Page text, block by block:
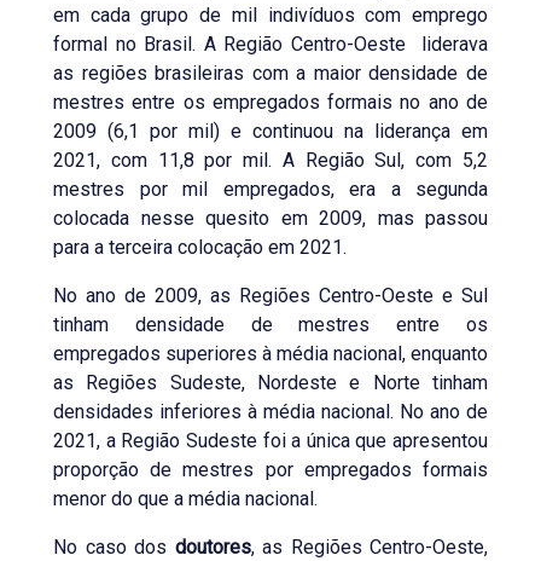
em cada grupo de mil indivíduos com emprego
formal no Brasil. A Região Centro-Oeste liderava
as regiões brasileiras com a maior densidade de
mestres entre os empregados formais no ano de
2009 (6,1 por mil) e continuou na liderança em
2021, com 11,8 por mil. A Região Sul, com 5,2
mestres por mil empregados, era a segunda
colocada nesse quesito em 2009, mas passou
para a terceira colocação em 2021.
No ano de 2009, as Regiões Centro-Oeste e Sul
tinham densidade de mestres entre os
empregados superiores à média nacional, enquanto
as Regiões Sudeste, Nordeste e Norte tinham
densidades inferiores à média nacional. No ano de
2021, a Região Sudeste foi a única que apresentou
proporção de mestres por empregados formais
menor do que a média nacional.
No caso dos doutores, as Regiões Centro-Oeste,